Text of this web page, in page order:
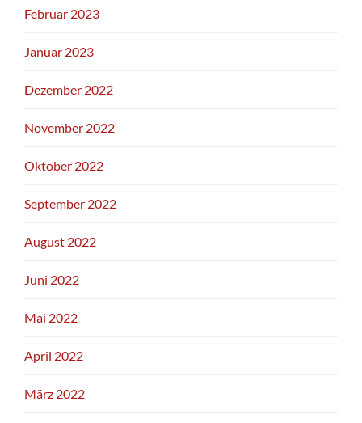
Februar 2023
Januar 2023
Dezember 2022
November 2022
Oktober 2022
September 2022
August 2022
Juni 2022
Mai 2022
April 2022
März 2022